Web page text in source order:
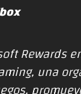
Rewards
una